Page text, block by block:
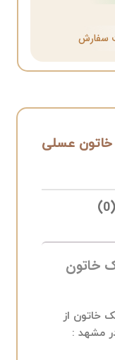
عسلی
خاتون
خاتون از
مشهد :